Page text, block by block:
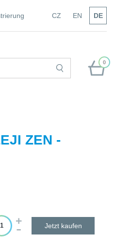
CZ EN DE
0
ZEN -
Jetzt kaufen